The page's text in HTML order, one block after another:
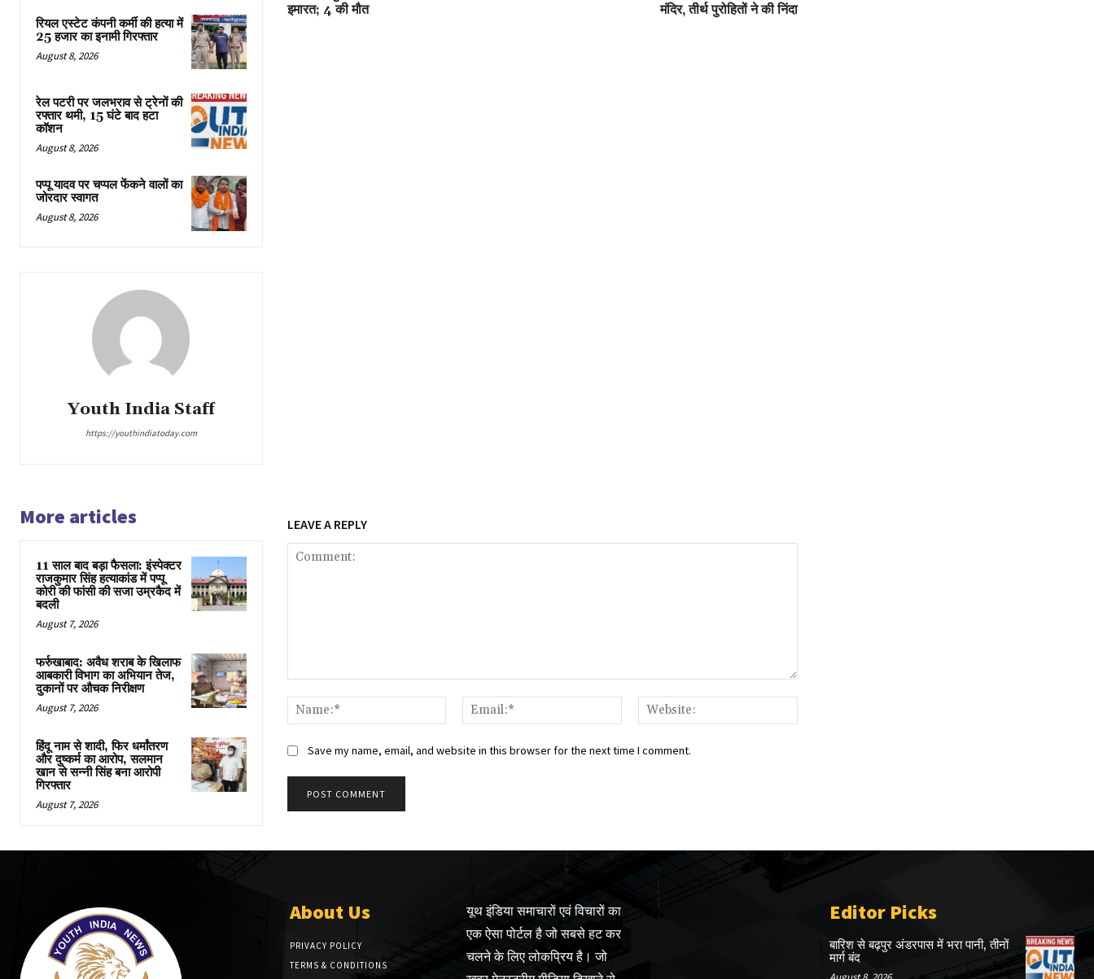
रियल एस्टेट कंपनी कर्मी की हत्या में
25 हजार का इनामी गिरफ्तार
August 8, 2026
रेल पटरी पर जलभराव से ट्रेनों की
रफ्तार थमी, 15 घंटे बाद हटा
कॉशन
August 8, 2026
पप्पू यादव पर चप्पल फेंकने वालों का
जोरदार स्वागत
August 8, 2026
Youth India Staff
https://youthindiatoday.com
इमारत; 4 की मौत
मंदिर, तीर्थ पुरोहितों ने की निंदा
More articles
11 साल बाद बड़ा फैसला: इंस्पेक्टर
राजकुमार सिंह हत्याकांड में पप्पू
कोरी की फांसी की सजा उम्रकैद में
बदली
August 7, 2026
फर्रुखाबाद: अवैध शराब के खिलाफ
आबकारी विभाग का अभियान तेज,
दुकानों पर औचक निरीक्षण
August 7, 2026
हिंदू नाम से शादी, फिर धर्मांतरण
और दुष्कर्म का आरोप, सलमान
खान से सन्नी सिंह बना आरोपी
गिरफ्तार
August 7, 2026
LEAVE A REPLY
Name:*
Email:*
Save my name, email, and website in this browser for the next time I comment.
About Us
PRIVACY POLICY
TERMS & CONDITIONS
यूथ इंडिया समाचारों एवं विचारों का
एक ऐसा पोर्टल है जो सबसे हट कर
चलने के लिए लोकप्रिय है। जो
Editor Picks
बारिश से बढ़पुर अंडरपास में भरा पानी, तीनों
मार्ग बंद